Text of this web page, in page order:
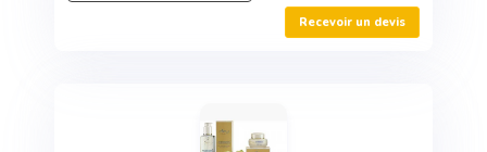
Recevoir un devis